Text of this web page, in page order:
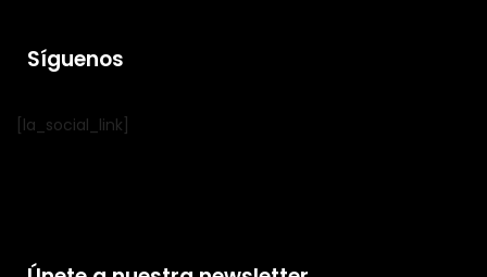
Síguenos
[la_social_link]